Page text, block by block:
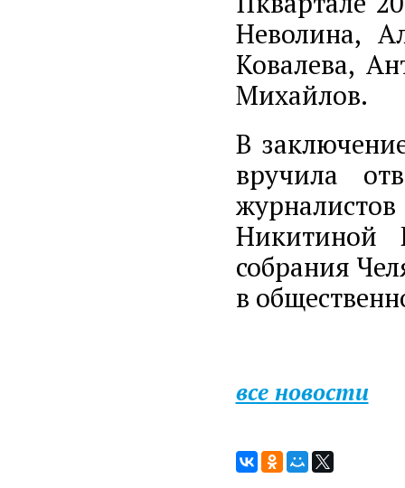
Неволина,
Ковалева,
Михайлов.
В
вручила
Никитиной
собрания
в
все новости